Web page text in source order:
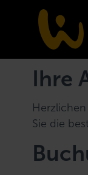
Ihre
Sie die